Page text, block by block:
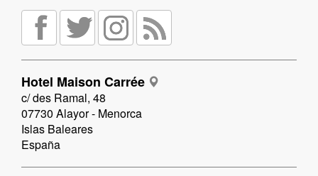
Hotel Maison Carrée
c/ des Ramal, 48
07730 Alayor - Menorca
Islas Baleares
España